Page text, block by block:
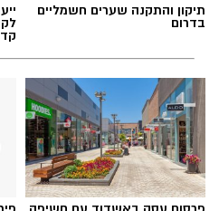
תיקון והתקנה שערים חשמליים
בדרום